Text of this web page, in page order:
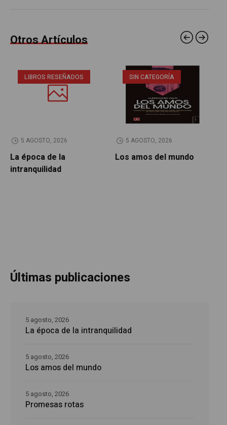
Otros Artículos
LIBROS RESEÑADOS
5 AGOSTO, 2026
La época de la
intranquilidad
SIN CATEGORÍA
5 AGOSTO, 2026
Los amos del mundo
Últimas publicaciones
La época de la intranquilidad
5 agosto, 2026
Los amos del mundo
5 agosto, 2026
Promesas rotas
5 agosto, 2026